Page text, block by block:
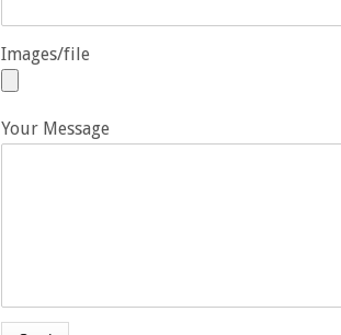
Images/file
Your Message